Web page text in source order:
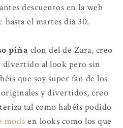
descuentos en la web
hasta el martes día 30.
piña clon del de Zara, creo
divertido al look pero sin
que soy super fan de los
y divertidos, creo
tal como habéis podido
moda en looks como los que